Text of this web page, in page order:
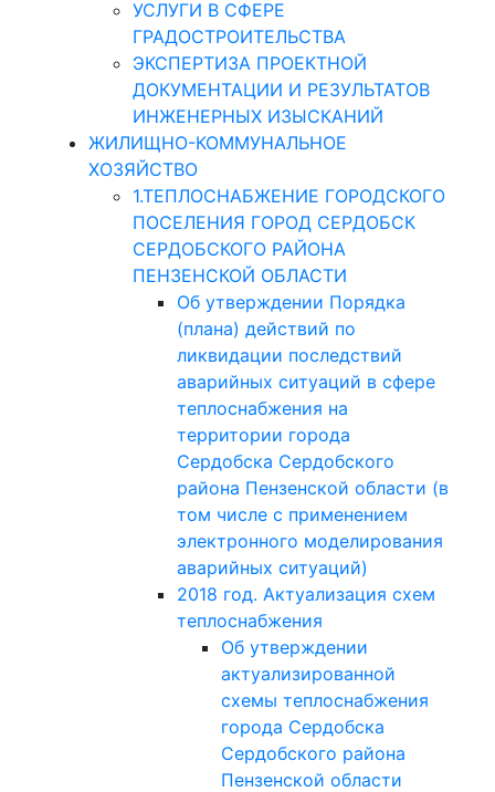
УСЛУГИ В СФЕРЕ
ГРАДОСТРОИТЕЛЬСТВА
ЭКСПЕРТИЗА ПРОЕКТНОЙ
ДОКУМЕНТАЦИИ И РЕЗУЛЬТАТОВ
ИНЖЕНЕРНЫХ ИЗЫСКАНИЙ
ЖИЛИЩНО-КОММУНАЛЬНОЕ
ХОЗЯЙСТВО
1.ТЕПЛОСНАБЖЕНИЕ ГОРОДСКОГО
ПОСЕЛЕНИЯ ГОРОД СЕРДОБСК
СЕРДОБСКОГО РАЙОНА
ПЕНЗЕНСКОЙ ОБЛАСТИ
Об утверждении Порядка
(плана) действий по
ликвидации последствий
аварийных ситуаций в сфере
теплоснабжения на
территории города
Сердобска Сердобского
района Пензенской области (в
том числе с применением
электронного моделирования
аварийных ситуаций)
2018 год. Актуализация схем
теплоснабжения
Об утверждении
актуализированной
схемы теплоснабжения
города Сердобска
Сердобского района
Пензенской области